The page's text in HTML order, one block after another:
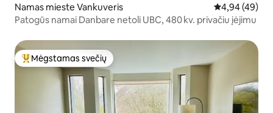
Namas mieste Vankuveris Vidutinis
4,94 (49)
Patogūs namai Danbare netoli UBC, 480 kv. privačiu įėjimu
Svečių mėgstamiausias
Mėgstamas svečių